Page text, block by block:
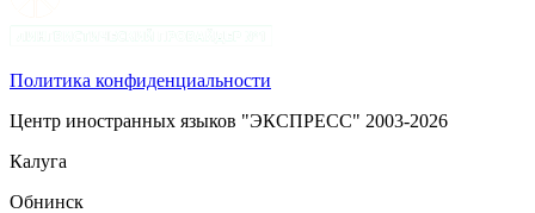
Политика конфиденциальности
Центр иностранных языков "ЭКСПРЕСС" 2003-2026
Калуга
Обнинск